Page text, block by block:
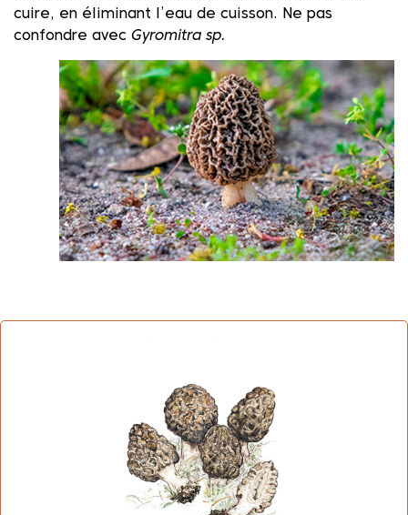
cuire, en éliminant l’eau de cuisson. Ne pas
confondre avec Gyromitra sp.